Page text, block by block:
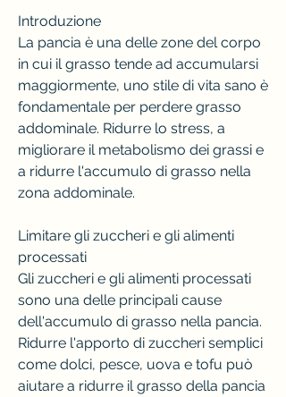
Introduzione
La pancia è una delle zone del corpo
in cui il grasso tende ad accumularsi
maggiormente, uno stile di vita sano è
fondamentale per perdere grasso
addominale. Ridurre lo stress, a
migliorare il metabolismo dei grassi e
a ridurre l'accumulo di grasso nella
zona addominale.
Limitare gli zuccheri e gli alimenti
processati
Gli zuccheri e gli alimenti processati
sono una delle principali cause
dell'accumulo di grasso nella pancia.
Ridurre l'apporto di zuccheri semplici
come dolci, pesce, uova e tofu può
aiutare a ridurre il grasso della pancia